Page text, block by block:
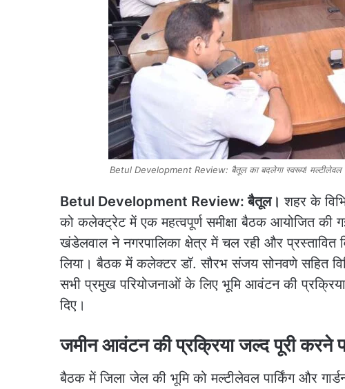
Betul Development Review: बैतूल का बदलेगा स्वरूप! मल्टीलेवल
Betul Development Review: बैतूल। शहर के
को कलेक्ट्रेट में एक महत्वपूर्ण समीक्षा बैठक आयोजित की
खंडेलवाल ने नगरपालिका क्षेत्र में चल रही और प्रस्तावित
लिया। बैठक में कलेक्टर डॉ. सौरभ संजय सोनवणे सहित
सभी प्रमुख परियोजनाओं के लिए भूमि आवंटन की प्रक्रिया
दिए।
जमीन आवंटन की प्रक्रिया जल्द पूरी करने
बैठक में जिला जेल की भूमि को मल्टीलेवल पार्किंग और